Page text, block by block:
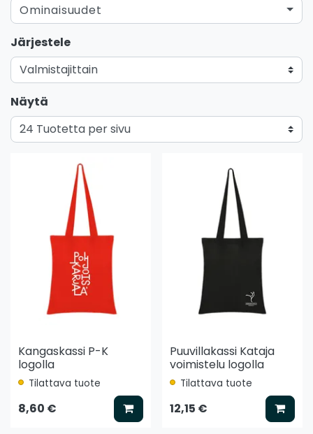
Ominaisuudet
Järjestele
Näytä
Kangaskassi P-K
logolla
Tilattava tuote
8,60 € Lisää koriin
Puuvillakassi Kataja
voimistelu logolla
Tilattava tuote
12,15 €